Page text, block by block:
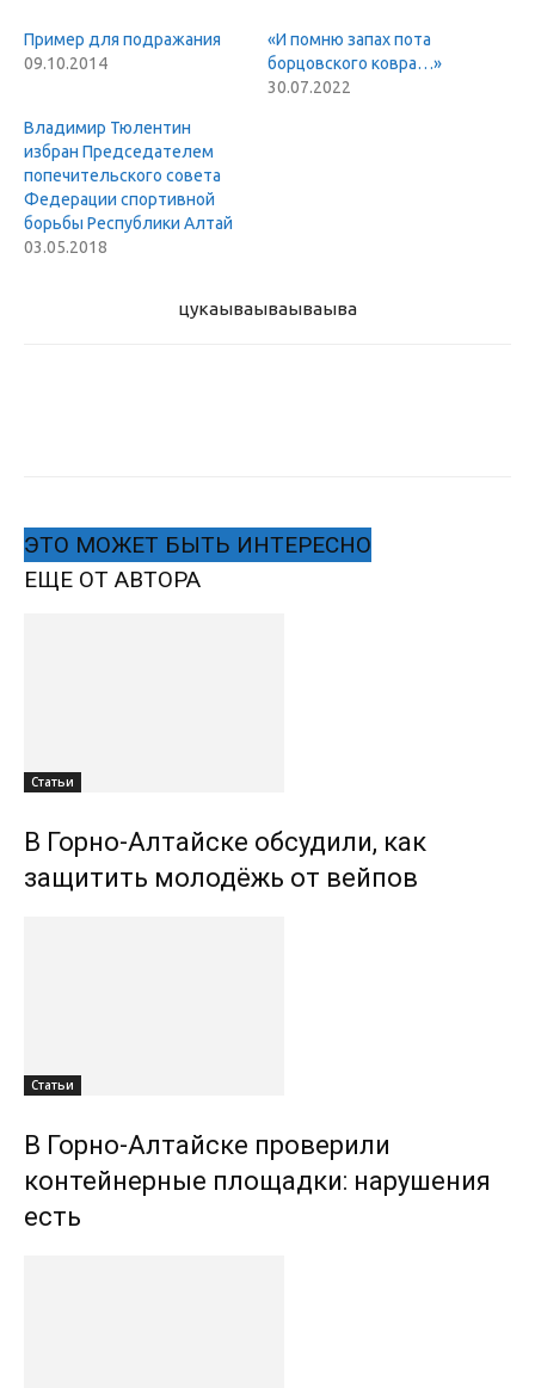
Пример для подражания
09.10.2014
«И помню запах пота
борцовского ковра…»
30.07.2022
Владимир Тюлентин
избран Председателем
попечительского совета
Федерации спортивной
борьбы Республики Алтай
03.05.2018
цукаываываываыва
ЭТО МОЖЕТ БЫТЬ ИНТЕРЕСНО
ЕЩЕ ОТ АВТОРА
Статьи
В Горно-Алтайске обсудили, как
защитить молодёжь от вейпов
Статьи
В Горно-Алтайске проверили
контейнерные площадки: нарушения
есть